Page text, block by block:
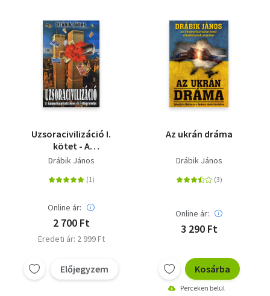
Uzsoracivilizáció I.
kötet - A
kamatkapitalizmus új
Drábik János
Online ár:
2 700 Ft
Eredeti ár: 2 999 Ft
Előjegyzem
Az ukrán dráma
Drábik János
Online ár:
3 290 Ft
Kosárba
Perceken belül